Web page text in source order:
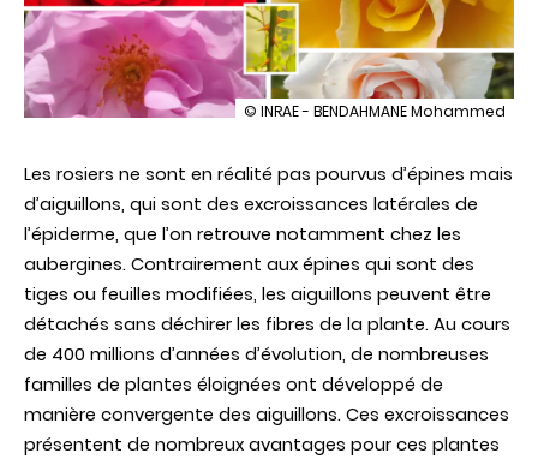
illustration
roses
des
épines
© INRAE - BENDAHMANE Mohammed
Les rosiers ne sont en réalité pas pourvus d’épines mais
d’aiguillons, qui sont des excroissances latérales de
l’épiderme, que l’on retrouve notamment chez les
aubergines. Contrairement aux épines qui sont des
tiges ou feuilles modifiées, les aiguillons peuvent être
détachés sans déchirer les fibres de la plante. Au cours
de 400 millions d’années d’évolution, de nombreuses
familles de plantes éloignées ont développé de
manière convergente des aiguillons. Ces excroissances
présentent de nombreux avantages pour ces plantes